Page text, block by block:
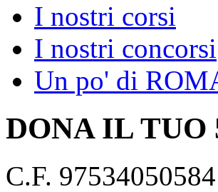
I nostri corsi
I nostri concorsi
Un po' di
DONA IL
C.F. 97534050584